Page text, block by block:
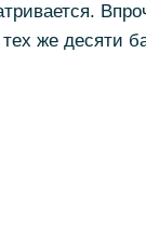
же десяти